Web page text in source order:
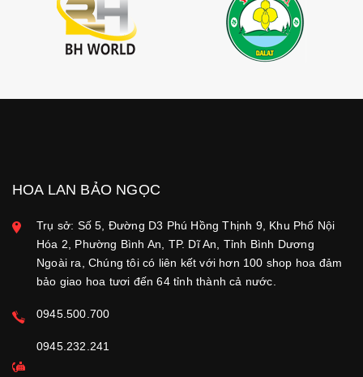
HOA LAN BẢO NGỌC
Trụ sở: Số 5, Đường D3 Phú Hồng Thịnh 9, Khu Phố Nội
Hóa 2, Phường Bình An, TP. Dĩ An, Tỉnh Bình Dương
Ngoài ra, Chúng tôi có liên kết với hơn 100 shop hoa đảm
bảo giao hoa tươi đến 64 tỉnh thành cả nước.
0945.500.700
0945.232.241